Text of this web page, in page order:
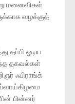
மனைவிகள்
வழக்குத்
தப்பி ஓடிய
தகவல்கள்
ஃபிராங்க்
பின்னர்